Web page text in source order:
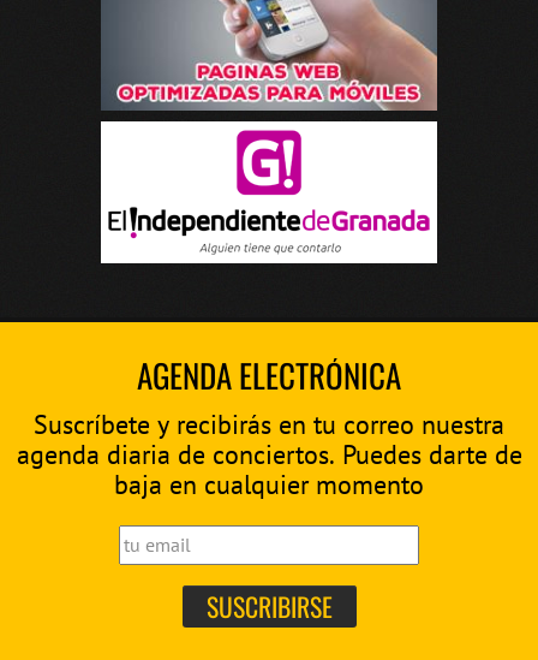
AGENDA ELECTRÓNICA
Suscríbete y recibirás en tu correo nuestra
agenda diaria de conciertos. Puedes darte de
baja en cualquier momento